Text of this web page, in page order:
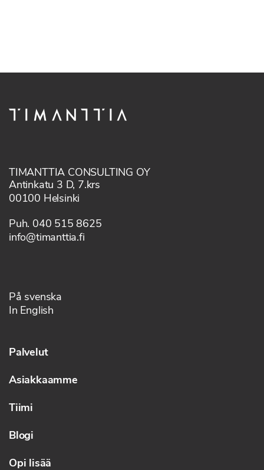
TIMANTTIA CONSULTING OY
Antinkatu 3 D, 7.krs
00100 Helsinki
Puh. 040 515 8625
info@timanttia.fi
På svenska
In English
Palvelut
Asiakkaamme
Tiimi
Blogi
Opi lisää